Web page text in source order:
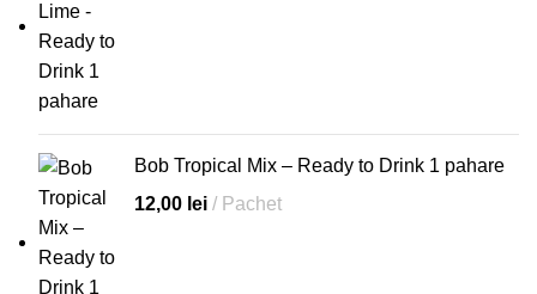
Bob Tropical Mix – Ready to Drink 1 pahare
12,00 lei Pachet